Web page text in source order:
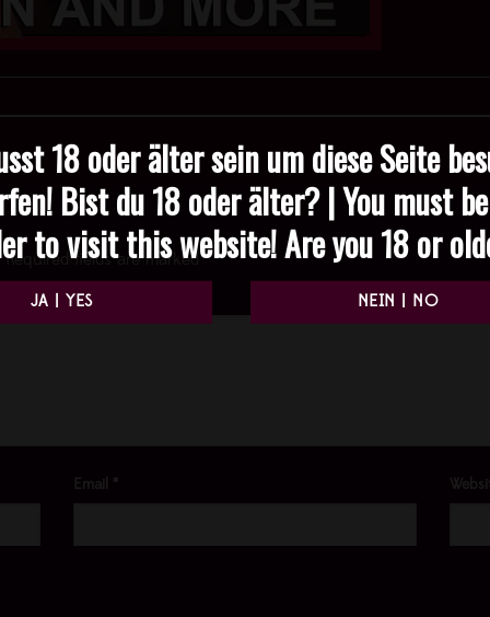
18 oder älter sein um diese Seite
Bist du 18 oder älter? | You must
to visit this website! Are you 18 or
Required fields are marked*
Email *